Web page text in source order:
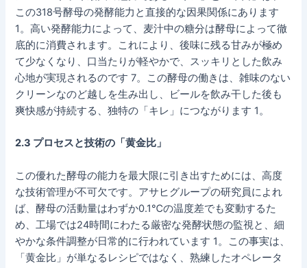
この318号酵母の発酵能力と直接的な因果関係にあります
1。高い発酵能力によって、麦汁中の糖分は酵母によって徹
底的に消費されます。これにより、後味に残る甘みが極め
て少なくなり、口当たりが軽やかで、スッキリとした飲み
心地が実現されるのです 7。この酵母の働きは、雑味のない
クリーンなのど越しを生み出し、ビールを飲み干した後も
爽快感が持続する、独特の「キレ」につながります 1。
2.3 プロセスと技術の「黄金比」
この優れた酵母の能力を最大限に引き出すためには、高度
な技術管理が不可欠です。アサヒグループの研究員によれ
ば、酵母の活動量はわずか0.1℃の温度差でも変動するた
め、工場では24時間にわたる厳密な発酵状態の監視と、細
やかな条件調整が日常的に行われています 1。この事実は、
「黄金比」が単なるレシピではなく、熟練したオペレータ